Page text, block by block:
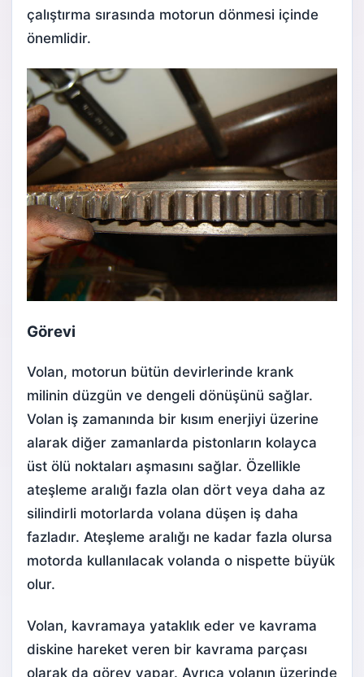
çalıştırma sırasında motorun dönmesi içinde
önemlidir.
Görevi
Volan, motorun bütün devirlerinde krank
milinin düzgün ve dengeli dönüşünü sağlar.
Volan iş zamanında bir kısım enerjiyi üzerine
alarak diğer zamanlarda pistonların kolayca
üst ölü noktaları aşmasını sağlar. Özellikle
ateşleme aralığı fazla olan dört veya daha az
silindirli motorlarda volana düşen iş daha
fazladır. Ateşleme aralığı ne kadar fazla olursa
motorda kullanılacak volanda o nispette büyük
olur.
Volan, kavramaya yataklık eder ve kavrama
diskine hareket veren bir kavrama parçası
olarak da görev yapar. Ayrıca volanın üzerinde